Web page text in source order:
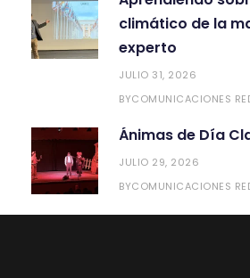
climático de la
experto
JULIO 31, 2026
BYCOMUNICACIONES
Ánimas de Día
JULIO 29, 2026
BYCOMUNICACIONES